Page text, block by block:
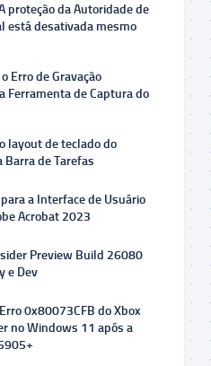
proteção da Autoridade de
está desativada mesmo
Erro de Gravação
Ferramenta de Captura do
layout de teclado do
de Tarefas
a Interface de Usuário
Acrobat 2023
Preview Build 26080
e Dev
0x80073CFB do Xbox
no Windows 11 após a